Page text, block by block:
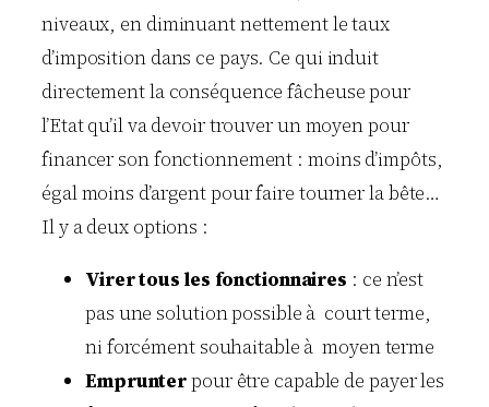
niveaux, en diminuant nettement le taux
d’imposition dans ce pays. Ce qui induit
directement la conséquence fâcheuse pour
l’Etat qu’il va devoir trouver un moyen pour
financer son fonctionnement : moins d’impôts,
égal moins d’argent pour faire tourner la bête…
Il y a deux options :
Virer tous les fonctionnaires : ce n’est
pas une solution possible à court terme,
ni forcément souhaitable à moyen terme
Emprunterpour être capable de payer les